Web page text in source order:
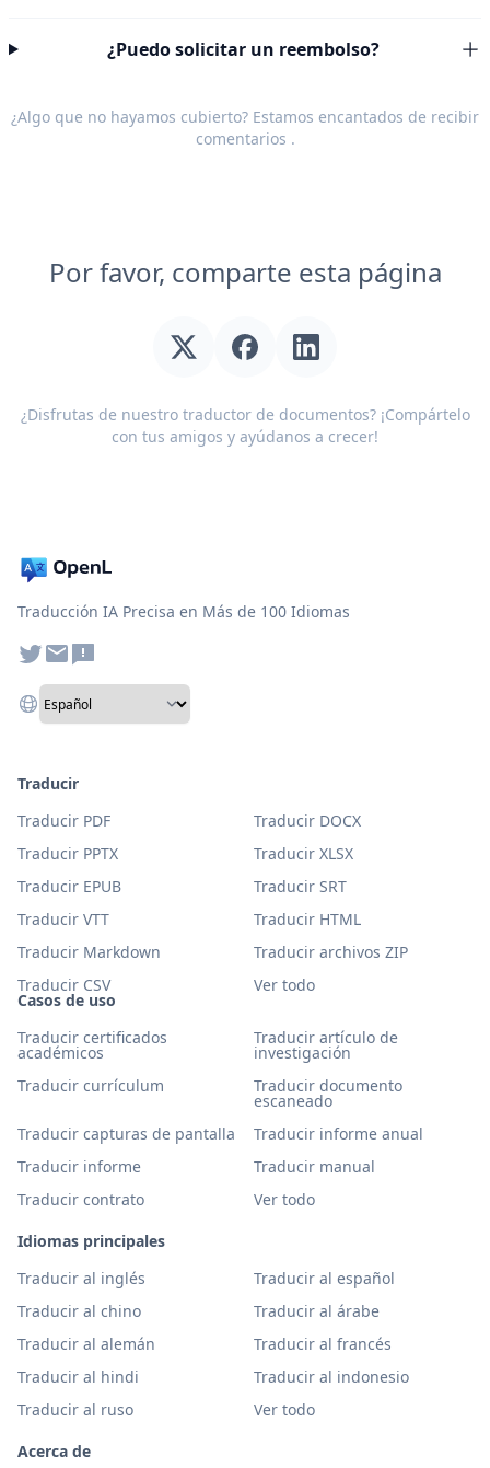
¿Puedo solicitar un reembolso?
¿Algo que no hayamos cubierto? Estamos encantados de recibir
comentarios .
Por favor, comparte esta página
¿Disfrutas de nuestro traductor de documentos? ¡Compártelo
con tus amigos y ayúdanos a crecer!
Traducción IA Precisa en Más de 100 Idiomas
Casos de uso
Traducir certificados
académicos
Traducir artículo de
investigación
Traducir currículum
Traducir documento
escaneado
Traducir capturas de pantalla
Traducir informe anual
Traducir informe
Traducir manual
Traducir contrato
Ver todo
Idiomas principales
Traducir al inglés
Traducir al español
Traducir al chino
Traducir al árabe
Traducir al alemán
Traducir al francés
Traducir al hindi
Traducir al indonesio
Traducir al ruso
Ver todo
Traducir
Traducir PDF
Traducir DOCX
Traducir PPTX
Traducir XLSX
Traducir EPUB
Traducir SRT
Traducir VTT
Traducir HTML
Traducir Markdown
Traducir archivos ZIP
Traducir CSV
Ver todo
Acerca de